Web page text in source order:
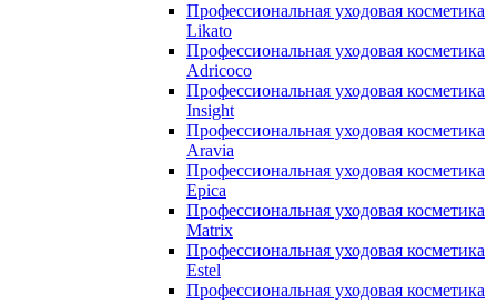
Профессиональная уходовая косметика
Likato
Профессиональная уходовая косметика
Adricoco
Профессиональная уходовая косметика
Insight
Профессиональная уходовая косметика
Aravia
Профессиональная уходовая косметика
Epica
Профессиональная уходовая косметика
Matrix
Профессиональная уходовая косметика
Estel
Профессиональная уходовая косметика